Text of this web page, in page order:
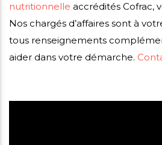
nutritionnelle accrédités Cofrac,
Nos chargés d’affaires sont à
tous renseignements
aider dans votre démarche.